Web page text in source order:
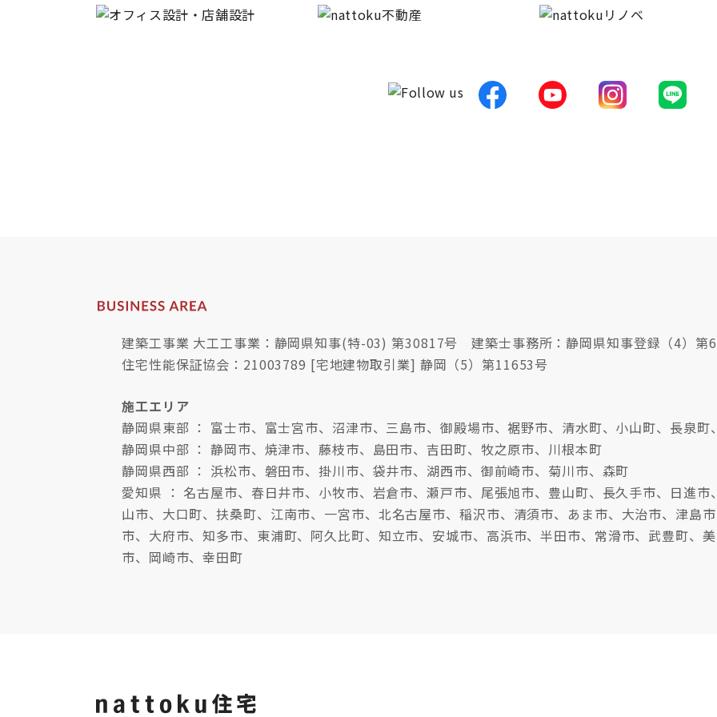
建築工事業 大工工事業：静岡県知事(特-03) 第30817号 建築士事務所：静岡県知事登録（4）第
住宅性能保証協会：21003789 [宅地建物取引業] 静岡（5）第11653号
施工エリア
静岡県東部 ： 富士市、富士宮市、沼津市、三島市、御殿場市、裾野市、清水町、小山町、長泉
静岡県中部 ： 静岡市、焼津市、藤枝市、島田市、吉田町、牧之原市、川根本町
静岡県西部 ： 浜松市、磐田市、掛川市、袋井市、湖西市、御前崎市、菊川市、森町
愛知県 ： 名古屋市、春日井市、小牧市、岩倉市、瀬戸市、尾張旭市、豊山町、長久手市、日進
山市、大口町、扶桑町、江南市、一宮市、北名古屋市、稲沢市、清須市、あま市、大治市、津島
市、大府市、知多市、東浦町、阿久比町、知立市、安城市、高浜市、半田市、常滑市、武豊町、
市、岡崎市、幸田町